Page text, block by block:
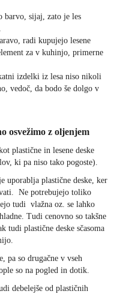
barvo, sijaj, zato je les
radi kupujejo lesene
za v kuhinjo, primerne
izdelki iz lesa niso nikoli
vedoč, da bodo še dolgo v
osvežimo z oljenjem
plastične in lesene deske
ki pa niso tako pogoste).
uporablja plastične deske, ker
Ne potrebujejo toliko
tudi vlažna oz. se lahko
Tudi cenovno so takšne
tudi plastične deske sčasoma
pa so drugačne v vseh
so na pogled in dotik.
debelejše od plastičnih